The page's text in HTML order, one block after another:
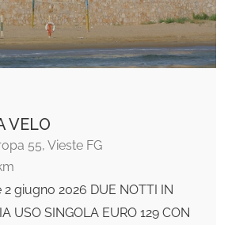
VELO
55, Vieste FG
2 giugno 2026 DUE NOTTI IN
USO SINGOLA EURO 129 CON